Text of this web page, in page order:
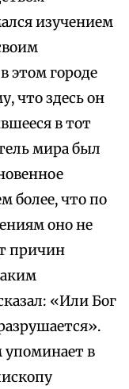
изучением
этом городе
что здесь он
в тот
мира был
более, что по
оно не
причин
«Или Бог
упоминает в